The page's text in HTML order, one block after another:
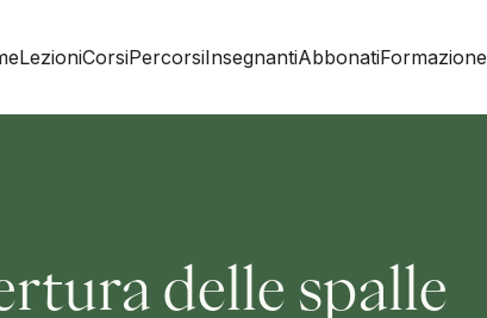
LezioniCorsiPercorsiInsegnantiAbbonatiFormazione
delle spalle